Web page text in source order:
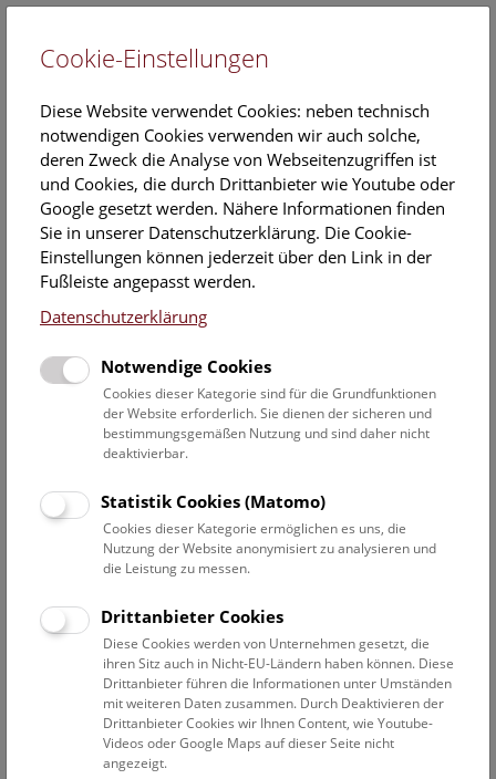
EN
Veranstaltungskalender
Informationen zu Gruppen,- Kindergarten- und
Schulprogrammen finden Siehier
Datumsfilter
14.12.2019
Datum auswählen
Erweiterte Suche
Filter zurücksetzen
14. Dezember 2019
Bisher keine Ergebnisse. Dienstags ist das NHM Wien
in der Regel geschlossen. Ausnahmen finden sie
Cookie-Einstellungen
Diese Website verwendet Cookies: neben technisch
notwendigen Cookies verwenden wir auch solche,
deren Zweck die Analyse von Webseitenzugriffen ist
und Cookies, die durch Drittanbieter wie Youtube oder
Google gesetzt werden. Nähere Informationen finden
Sie in unserer Datenschutzerklärung. Die Cookie-
Einstellungen können jederzeit über den Link in der
Fußleiste angepasst werden.
Datenschutzerklärung
Notwendige Cookies
Cookies dieser Kategorie sind für die Grundfunktionen
der Website erforderlich. Sie dienen der sicheren und
bestimmungsgemäßen Nutzung und sind daher nicht
deaktivierbar.
Statistik Cookies (Matomo)
Cookies dieser Kategorie ermöglichen es uns, die
Nutzung der Website anonymisiert zu analysieren und
die Leistung zu messen.
Drittanbieter Cookies
Diese Cookies werden von Unternehmen gesetzt, die
ihren Sitz auch in Nicht-EU-Ländern haben können. Diese
Drittanbieter führen die Informationen unter Umständen
mit weiteren Daten zusammen. Durch Deaktivieren der
Drittanbieter Cookies wir Ihnen Content, wie Youtube-
Videos oder Google Maps auf dieser Seite nicht
angezeigt.